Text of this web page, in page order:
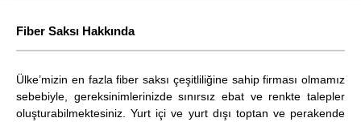
Fiber Saksı Hakkında
Ülke’mizin en fazla fiber saksı çeşitliliğine sahip firması olmamız
sebebiyle, gereksinimlerinizde sınırsız ebat ve renkte talepler
oluşturabilmektesiniz. Yurt içi ve yurt dışı toptan ve perakende